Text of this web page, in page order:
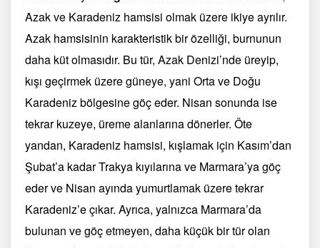
Azak ve Karadeniz hamsisi olmak üzere ikiye ayrılır.
Azak hamsisinin karakteristik bir özelliği, burnunun
daha küt olmasıdır. Bu tür, Azak Denizi’nde üreyip,
kışı geçirmek üzere güneye, yani Orta ve Doğu
Karadeniz bölgesine göç eder. Nisan sonunda ise
tekrar kuzeye, üreme alanlarına dönerler. Öte
yandan, Karadeniz hamsisi, kışlamak için Kasım’dan
Şubat’a kadar Trakya kıyılarına ve Marmara’ya göç
eder ve Nisan ayında yumurtlamak üzere tekrar
Karadeniz’e çıkar. Ayrıca, yalnızca Marmara’da
bulunan ve göç etmeyen, daha küçük bir tür olan